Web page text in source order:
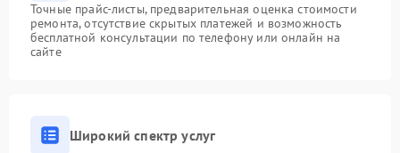
Точные прайс-листы, предварительная оценка стоимости
ремонта, отсутствие скрытых платежей и возможность
бесплатной консультации по телефону или онлайн на
сайте
Широкий спектр услуг